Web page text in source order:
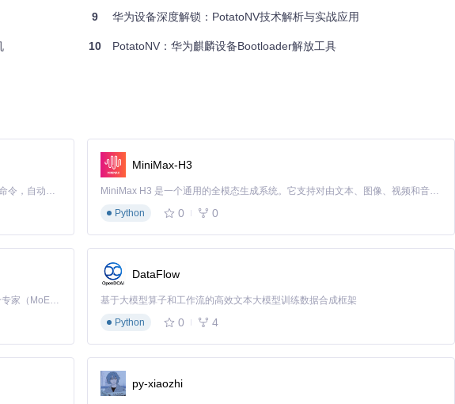
位置信息）。
，若显示为解锁状态，则说明操作成功。
验证了解锁的有效性。
9 华为设备深度解锁：PotatoNV技术解析与实战应用
10 PotatoNV：华为麒麟设备Bootloader解放工具
Claude Code 的开源替代方案。连接任意大模型，编辑代码，运行命令，自动验证 — 全自动执行。用 Rust 构建，极致性能。 ｜ An open-source alternative to Claude Code. Connect any LLM, edit code, run commands, and verify changes — autonomously. Built in Rust for speed. Get Started
MiniMax-H3
MiniMax H3 是一个通用的全模态生成系统。它支持对由文本、图像、视频和音频组成的多模态上下文进行统一理解，并能生成分辨率高达 2K、时长可达 15 秒的带原生立体声音频的视频。得益于面向任务泛化的系统设计，H3 在预训练阶段就已具备广泛的多模态上下文理解与生成能力，能够出色地执行复杂的多模态指令。
Python
0 0
Kimi K3 是Kimi能力最强的模型：这是一个拥有 2.8 万亿参数的混合专家（MoE）模型，具备原生视觉理解能力，并支持 100 万 token 的上下文窗口。
DataFlow
基于大模型算子和工作流的高效文本大模型训练数据合成框架
Python
0 4
py-xiaozhi